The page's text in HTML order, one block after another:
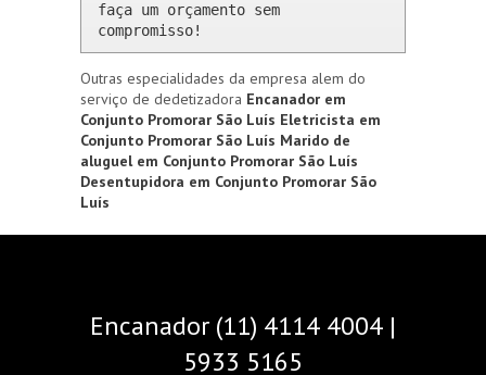
faça um orçamento sem
compromisso!
Outras especialidades da empresa alem do
serviço de dedetizadora Encanador em
Conjunto Promorar São Luís Eletricista em
Conjunto Promorar São Luís Marido de
aluguel em Conjunto Promorar São Luís
Desentupidora em Conjunto Promorar São
Luís
Encanador (11) 4114 4004 |
5933 5165